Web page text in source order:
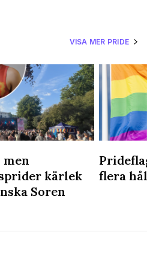
VISA MER PRIDE
kärlek
Soren
flera